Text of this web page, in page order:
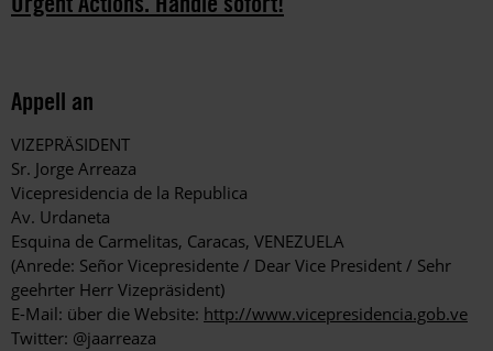
Appell an
VIZEPRÄSIDENT
Sr. Jorge Arreaza
Vicepresidencia de la Republica
Av. Urdaneta
Esquina de Carmelitas, Caracas, VENEZUELA
(Anrede: Señor Vicepresidente / Dear Vice President / Sehr
geehrter Herr Vizepräsident)
E-Mail: über die Website: http://www.vicepresidencia.gob.ve
Twitter: @jaarreaza